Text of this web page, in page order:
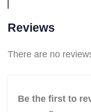
Reviews
There are no
Be the first to